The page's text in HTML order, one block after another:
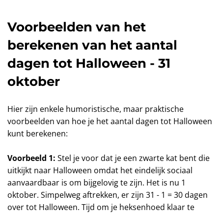
Voorbeelden van het
berekenen van het aantal
dagen tot Halloween - 31
oktober
Hier zijn enkele humoristische, maar praktische
voorbeelden van hoe je het aantal dagen tot Halloween
kunt berekenen:
Voorbeeld 1: Stel je voor dat je een zwarte kat bent die
uitkijkt naar Halloween omdat het eindelijk sociaal
aanvaardbaar is om bijgelovig te zijn. Het is nu 1
oktober. Simpelweg aftrekken, er zijn 31 - 1 = 30 dagen
over tot Halloween. Tijd om je heksenhoed klaar te